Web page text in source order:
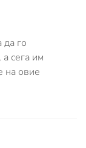
да го
сега им
на овие